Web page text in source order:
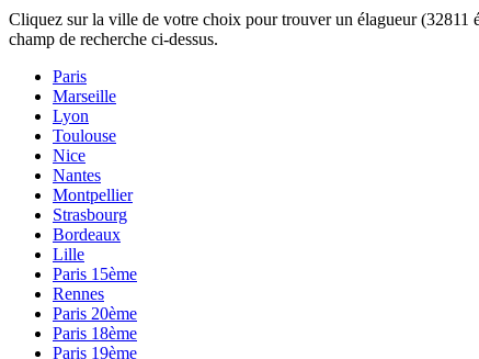
Cliquez sur la ville de votre choix pour trouver un élagueur (32811
champ de recherche ci-dessus.
Paris
Marseille
Lyon
Toulouse
Nice
Nantes
Montpellier
Strasbourg
Bordeaux
Lille
Paris 15ème
Rennes
Paris 20ème
Paris 18ème
Paris 19ème